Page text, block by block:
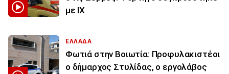
με ΙΧ
ΕΛΛΑΔΑ
Φωτιά στην Βοιωτία: Προφυλακιστέοι
ο δήμαρχος Στυλίδας, ο εργολάβος